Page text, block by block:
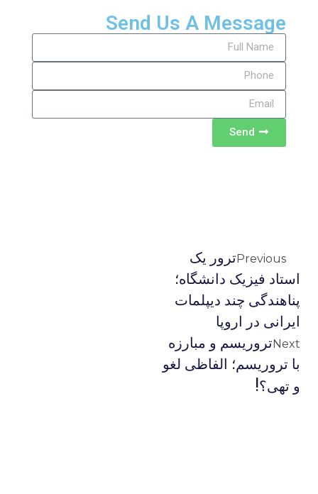
Send Us A Message
Send
Previousترور یک
استاد فیزیک دانشگاه؛
پناهندگی چند دیپلمات
ایرانی در اروپا
Nextتروریسم و مبارزه
با تروریسم؛ الفاظی لغو
و تهی؟!